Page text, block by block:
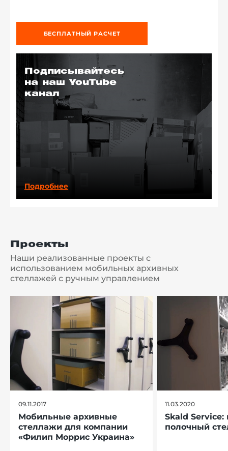
БЕСПЛАТНЫЙ РАСЧЕТ
Подписывайтесь
на наш YouTube
канал
Подробнее
Проекты
Наши реализованные проекты с
использованием мобильных архивных
стеллажей с ручным управлением
09.11.2017
Мобильные архивные
стеллажи для компании
«Филип Моррис Украина»
11.03.2020
Skald
полочный